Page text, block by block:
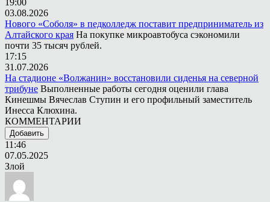
03.08.2026
Нового «Соболя» в педколледж поставит предприниматель из
Алтайского края На покупке микроавтобуса сэкономили
почти 35 тысяч рублей.
17:15
31.07.2026
На стадионе «Волжанин» восстановили сиденья на северной
трибуне Выполненные работы сегодня оценили глава
Кинешмы Вячеслав Ступин и его профильный заместитель
Инесса Клюхина.
КОММЕНТАРИИ
Добавить
11:46
07.05.2025
Злой